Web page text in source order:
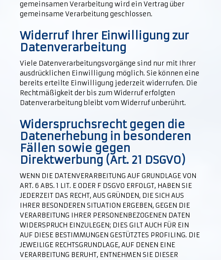
gemeinsamen Verarbeitung wird ein Vertrag über
gemeinsame Verarbeitung geschlossen.
Widerruf Ihrer Einwilligung zur
Datenverarbeitung
Viele Datenverarbeitungsvorgänge sind nur mit Ihrer
ausdrücklichen Einwilligung möglich. Sie können eine
bereits erteilte Einwilligung jederzeit widerrufen. Die
Rechtmäßigkeit der bis zum Widerruf erfolgten
Datenverarbeitung bleibt vom Widerruf unberührt.
Widerspruchsrecht gegen die
Datenerhebung in besonderen
Fällen sowie gegen
Direktwerbung (Art. 21 DSGVO)
WENN DIE DATENVERARBEITUNG AUF GRUNDLAGE VON
ART. 6 ABS. 1 LIT. E ODER F DSGVO ERFOLGT, HABEN SIE
JEDERZEIT DAS RECHT, AUS GRÜNDEN, DIE SICH AUS
IHRER BESONDEREN SITUATION ERGEBEN, GEGEN DIE
VERARBEITUNG IHRER PERSONENBEZOGENEN DATEN
WIDERSPRUCH EINZULEGEN; DIES GILT AUCH FÜR EIN
AUF DIESE BESTIMMUNGEN GESTÜTZTES PROFILING. DIE
JEWEILIGE RECHTSGRUNDLAGE, AUF DENEN EINE
VERARBEITUNG BERUHT, ENTNEHMEN SIE DIESER